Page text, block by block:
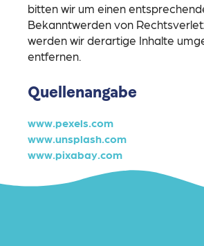
bitten wir um einen
Bekanntwerden von
werden wir derartige Inhalte
entfernen.
Quellenangabe
www.pexels.com
www.unsplash.com
www.pixabay.com